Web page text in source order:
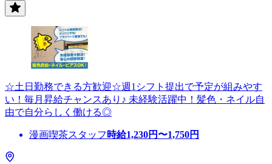
☆土日勤務できる方歓迎☆週1シフト提出で予定が組みやす
い！毎月昇給チャンスあり♪ 未経験活躍中！髪色・ネイル自
由で自分らしく働ける◎
漫画喫茶スタッフ 時給1,230円〜1,750円